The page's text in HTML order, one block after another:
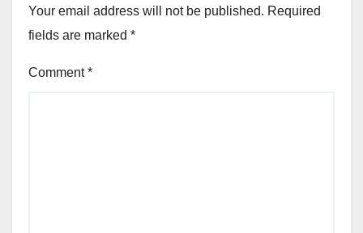
Your email address will not be published. Required
fields are marked *
Comment*